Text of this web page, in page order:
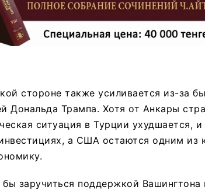
стороне также усиливается из-за
Дональда Трампа. Хотя от Анкары
ситуация в Турции ухудшается, и
а США остаются одним из
заручиться поддержкой Вашингтона